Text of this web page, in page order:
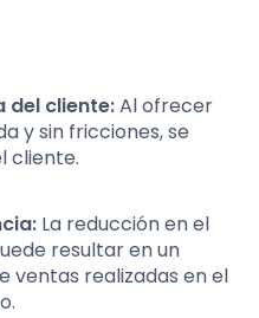
del cliente:Al ofrecer
y sin fricciones, se
cliente.
La reducción en el
resultar en un
ventas realizadas en el